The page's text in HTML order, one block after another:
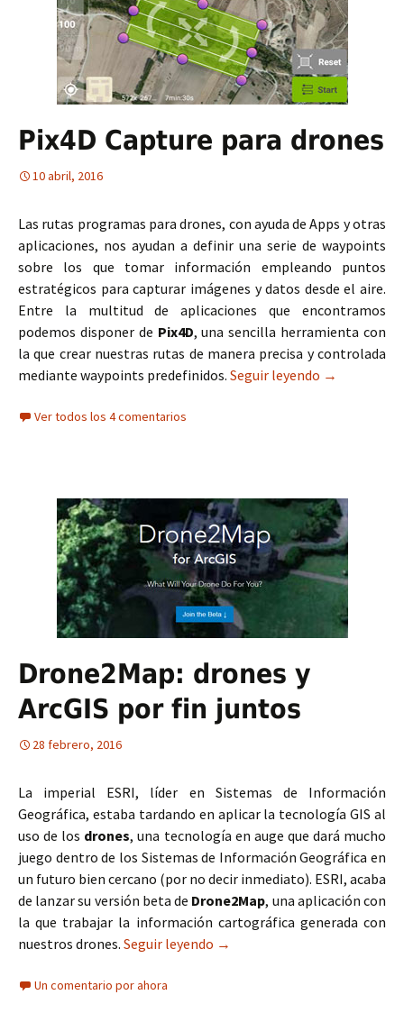
Pix4D Capture para drones
10 abril, 2016
Las rutas programas para drones, con ayuda de Apps y otras
aplicaciones, nos ayudan a definir una serie de waypoints
sobre los que tomar información empleando puntos
estratégicos para capturar imágenes y datos desde el aire.
Entre la multitud de aplicaciones que encontramos
podemos disponer de Pix4D, una sencilla herramienta con
la que crear nuestras rutas de manera precisa y controlada
mediante waypoints predefinidos. Seguir leyendo Pix4D
→
Ver todos los 4 comentarios
Drone2Map: drones y
ArcGIS por fin juntos
28 febrero, 2016
La imperial ESRI, líder en Sistemas de Información
Geográfica, estaba tardando en aplicar la tecnología GIS al
uso de los drones, una tecnología en auge que dará mucho
juego dentro de los Sistemas de Información Geográfica en
un futuro bien cercano (por no decir inmediato). ESRI, acaba
de lanzar su versión beta de Drone2Map, una aplicación con
la que trabajar la información cartográfica generada con
nuestros drones. Seguir leyendo Drone2Map: drones y ArcGIS
→
Un comentario por ahora